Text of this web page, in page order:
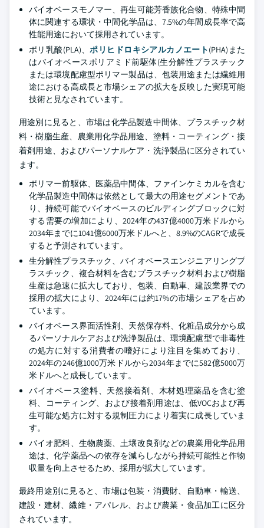
バイオベースモノマー、再生可能芳香族化合物、特殊中間
体に関連する環状・中間化学品は、7.5%の年間成長率で高
性能用途において採用されています。
ポリ乳酸(PLA)、ポリヒドロキシアルカノエート(PHA)また
はバイオベースポリアミド前駆体(生分解性プラスチック
または環境配慮型ポリマー製品は、包装用途または繊維用
途における高成長と市場シェアの拡大を反映した実現可能
技術と見なされています。
用途別に見ると、市場は化学品製造中間体、プラスチック材
料・樹脂生産、農業用化学品用途、塗料・コーティング・接
着剤用途、およびパーソナルケア・洗浄製品に区分されてい
ます。
ポリマー前駆体、医薬品中間体、ファインケミカルを含む
化学品製造中間体は依然として最大の用途セグメントであ
り、持続可能でバイオベースのビルディングブロックに対
する需要の増加により、2024年の437億4000万米ドルから
2034年までに1041億6000万米ドルへと、8.9%のCAGRで成長
すると予測されています。
生分解性プラスチック、バイオベースエンジニアリングプ
ラスチック、複合材料を含むプラスチック材料および樹脂
生産は急速に拡大しており、包装、自動車、建設業界での
採用の拡大により、2024年には約17%の市場シェアを占め
ています。
バイオベース界面活性剤、天然保存料、化粧品成分から成
るパーソナルケアおよび洗浄製品は、環境配慮型で非毒性
の処方に対する消費者の嗜好により注目を集めており、
2024年の246億1000万米ドルから2034年までに582億5000万
米ドルへと成長しています。
バイオベース塗料、天然接着剤、木材処理薬品を含む塗
料、コーティング、および接着剤用途は、低VOCおよび再
生可能な処方に対する規制圧力により着実に成長していま
す。
バイオ肥料、生物農薬、土壌改良剤などの農業用化学品用
途は、化学薬品への依存を減らしながら持続可能性と作物
収量を向上させるため、採用が拡大しています。
最終用途別に見ると、市場は包装・消費財、自動車・輸送、
建設・建材、繊維・アパレル、および農業・食品加工に区分
されています。